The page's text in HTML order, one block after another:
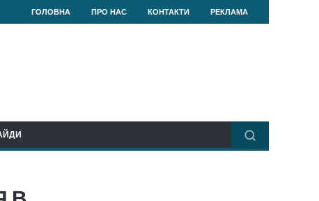
ГОЛОВНА ПРО НАС КОНТАКТИ РЕКЛАМА